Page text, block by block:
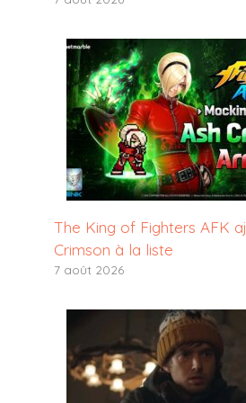
The King of Fighters AFK
Crimson à la liste
7 août 2026